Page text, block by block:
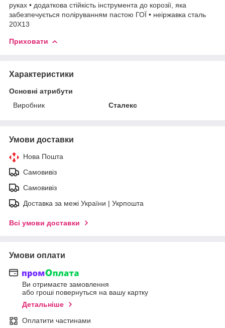
руках • додаткова стійкість інструмента до корозії, яка
забезпечується поліруванням пастою ГОЇ • неіржавка сталь
20Х13
Приховати
Характеристики
Основні атрибути
Виробник
Сталекс
Умови доставки
Нова Пошта
Самовивіз
Самовивіз
Доставка за межі України | Укрпошта
Всі умови доставки
Умови оплати
Ви отримаєте замовлення
або гроші повернуться на вашу картку
Детальніше
Оплатити частинами